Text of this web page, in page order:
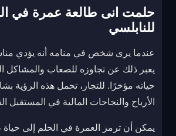
حلمت انى طالعة عمرة في
للنابلسي
عندما يرى شخص في منامه أنه يؤدي
يعبر ذلك عن تجاوزه للصعاب والمشاكل
حياته مؤخرًا. للتجار، تحمل هذه الرؤية
الأرباح والنجاحات المالية في المستقبل
يمكن أن ترمز العمرة في الحلم إلى حياة